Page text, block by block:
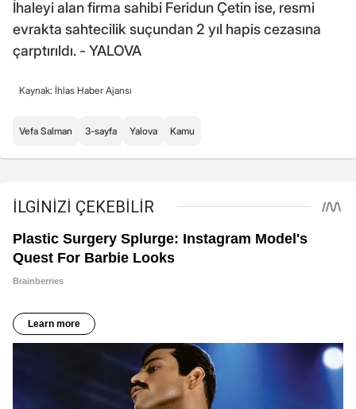
İhaleyi alan firma sahibi Feridun Çetin ise, resmi
evrakta sahtecilik suçundan 2 yıl hapis cezasına
çarptırıldı. - YALOVA
Kaynak: İhlas Haber Ajansı
Vefa Salman 3-sayfa Yalova Kamu